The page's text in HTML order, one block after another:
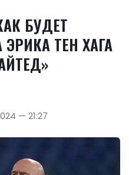
БУДЕТ
ТЕН ХАГА
— 21:27